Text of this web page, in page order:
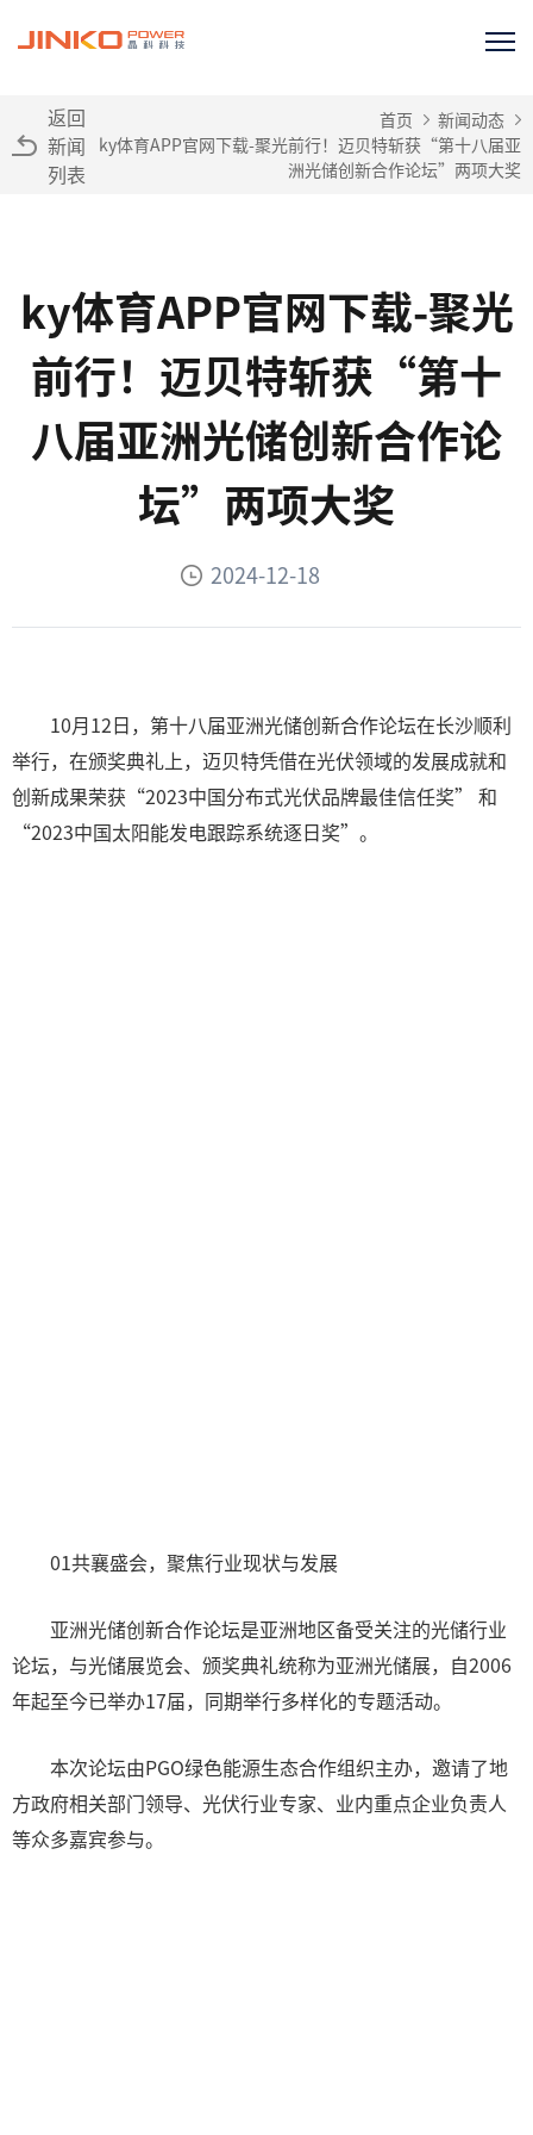
返回
新闻
列表
首页
新闻动态
ky体育APP官网下载-聚光前行！迈贝特斩获“第十八届亚
洲光储创新合作论坛”两项大奖
ky体育APP官网下载-聚光
前行！迈贝特斩获“第十
八届亚洲光储创新合作论
坛”两项大奖
2024-12-18
10月12日，第十八届亚洲光储创新合作论坛在长沙顺利
举行，在颁奖典礼上，迈贝特凭借在光伏领域的发展成就和
创新成果荣获“2023中国分布式光伏品牌最佳信任奖” 和
“2023中国太阳能发电跟踪系统逐日奖”。
01共襄盛会，聚焦行业现状与发展
亚洲光储创新合作论坛是亚洲地区备受关注的光储行业
论坛，与光储展览会、颁奖典礼统称为亚洲光储展，自2006
年起至今已举办17届，同期举行多样化的专题活动。
本次论坛由PGO绿色能源生态合作组织主办，邀请了地
方政府相关部门领导、光伏行业专家、业内重点企业负责人
等众多嘉宾参与。